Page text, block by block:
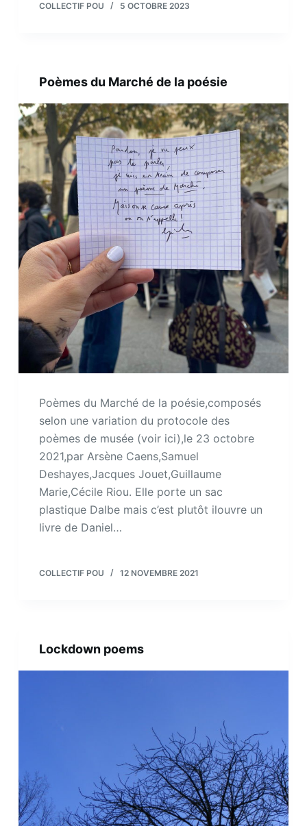
COLLECTIF POU 5 OCTOBRE 2023
Poèmes du Marché de la poésie
Poèmes du Marché de la poésie,composés
selon une variation du protocole des
poèmes de musée (voir ici),le 23 octobre
2021,par Arsène Caens,Samuel
Deshayes,Jacques Jouet,Guillaume
Marie,Cécile Riou. Elle porte un sac
plastique Dalbe mais c’est plutôt ilouvre un
livre de Daniel…
COLLECTIF POU 12 NOVEMBRE 2021
Lockdown poems